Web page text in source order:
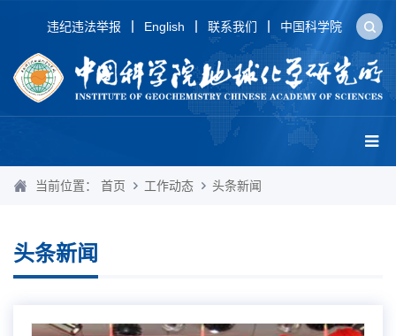
违纪违法举报 English 联系我们 中国科学院
当前位置： 首页 工作动态 头条新闻
头条新闻